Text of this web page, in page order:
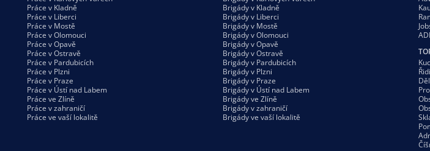
Práce v Kladně
Práce v Liberci
Práce v Mostě
Práce v Olomouci
Práce v Opavě
Práce v Ostravě
Práce v Pardubicích
Práce v Plzni
Práce v Praze
Práce v Ústí nad Labem
Práce ve Zlíně
Práce v zahraničí
Práce ve vaší lokalitě
Brigády v Kladně
Brigády v Liberci
Brigády v Mostě
Brigády v Olomouci
Brigády v Opavě
Brigády v Ostravě
Brigády v Pardubicích
Brigády v Plzni
Brigády v Praze
Brigády v Ústí nad Labem
Brigády ve Zlíně
Brigády v zahraničí
Brigády ve vaší lokalitě